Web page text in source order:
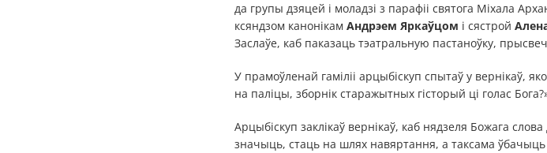
да групы дзяцей і моладзі з парафіі святога Міхала
ксяндзом канонікам Андрэем Яркаўцом і сястрой
Заслаўе, каб паказаць тэатральную пастаноўку,
У прамоўленай гаміліі арцыбіскуп спытаў у вернікаў,
на паліцы, зборнік старажытных гісторый ці голас
Арцыбіскуп заклікаў вернікаў, каб нядзеля Божага
значыць, стаць на шлях навяртання, а таксама ўбачыць